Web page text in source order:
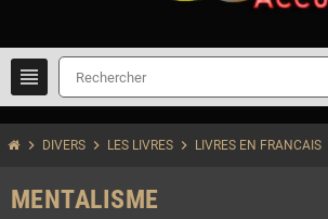
view_headline
chevron_right DIVERS chevron_right LES LIVRES chevron_right LIVRES EN FRANCAIS
MENTALISME